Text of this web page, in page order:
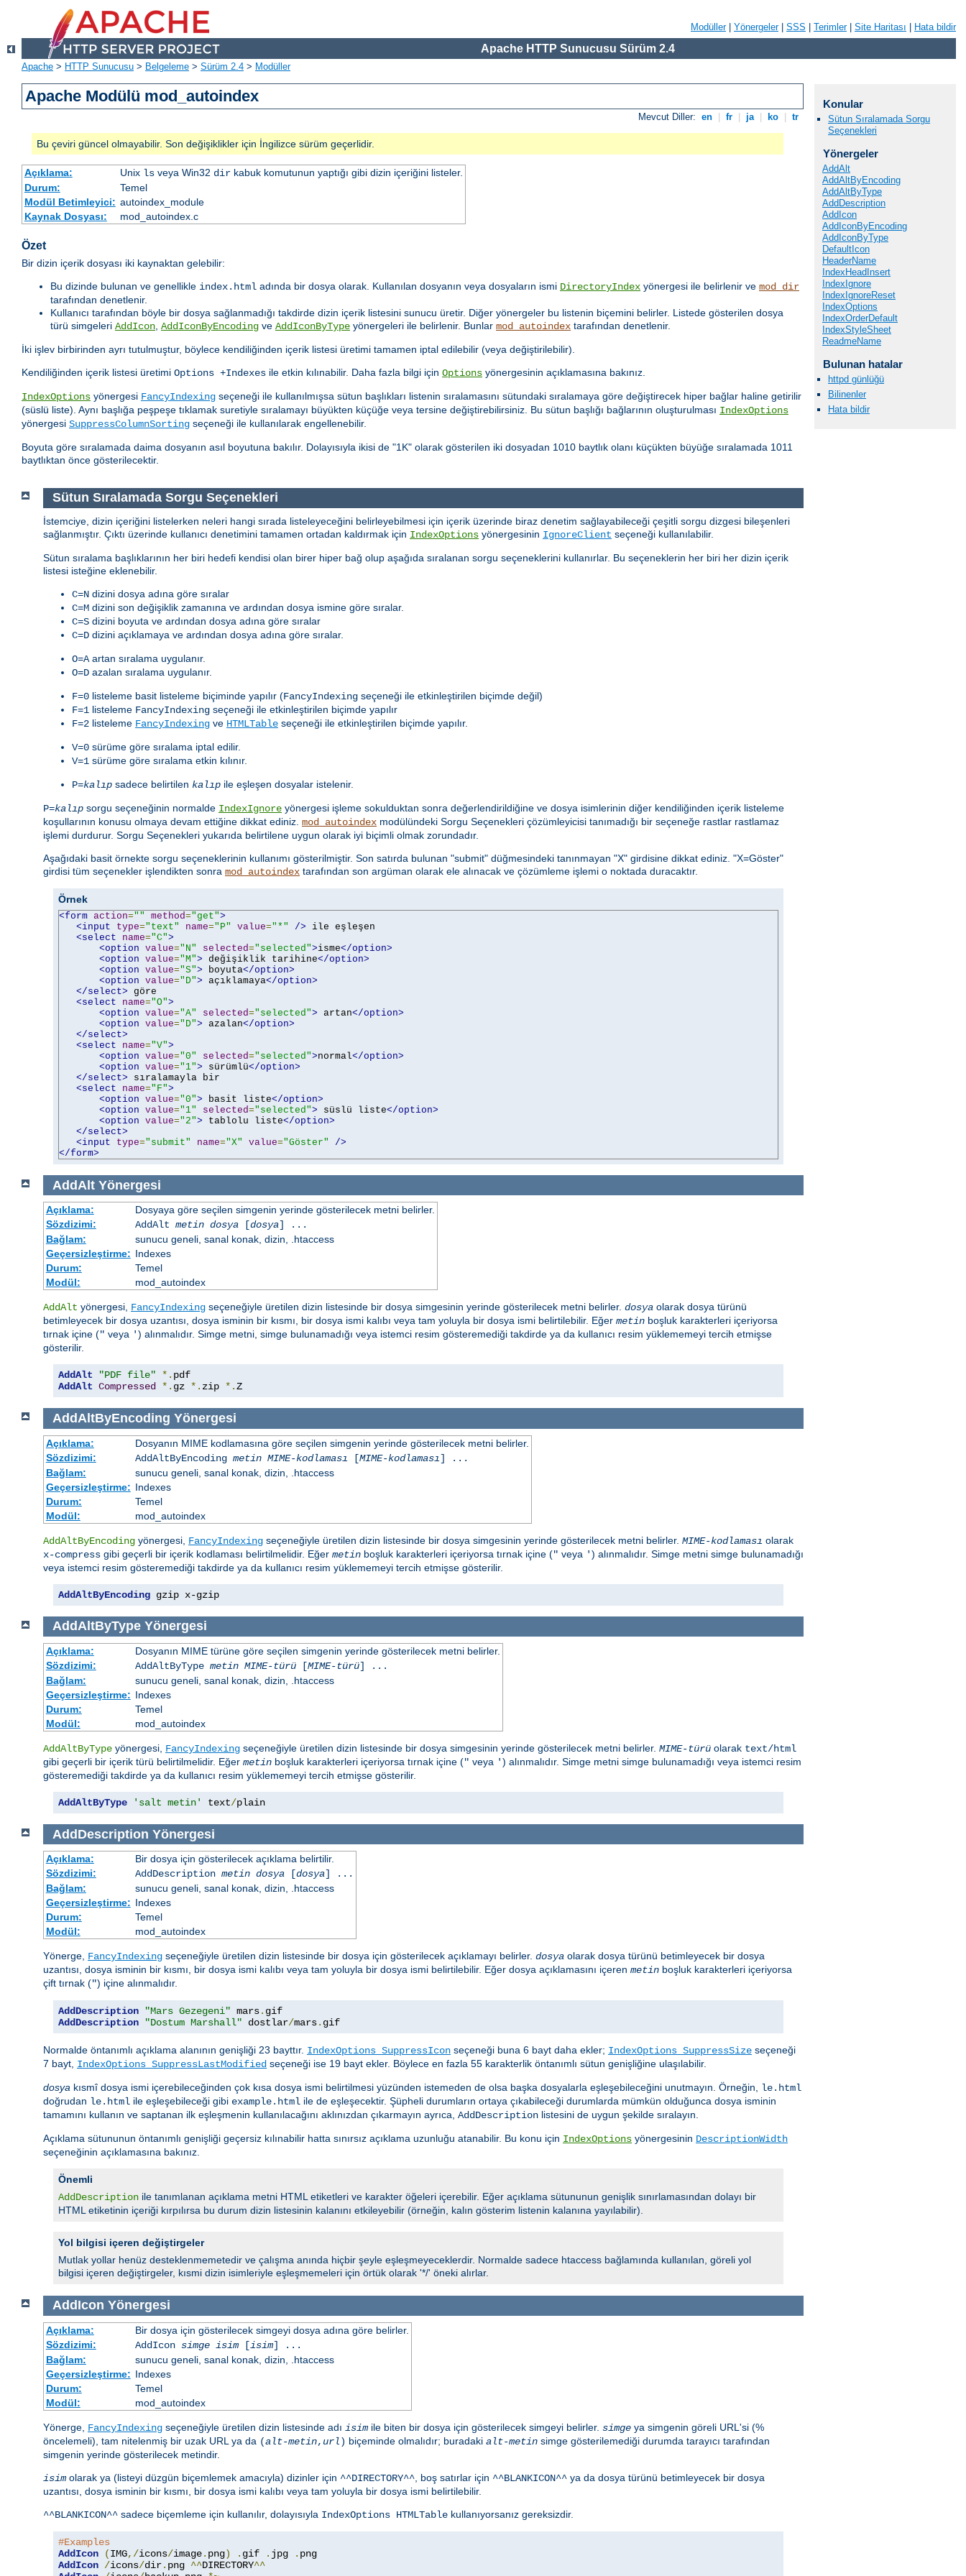
Modüller| Yönergeler| SSS Terimler| Site Haritası Hata bildir
Apache HTTP Sunucusu Sürüm 2.4
Apache > HTTP Sunucusu > Belgeleme > Sürüm 2.4 > Modüller
Apache Modülü mod_autoindex
Mevcut Diller: en fr ja ko tr
Bu çeviri güncel olmayabilir. Son değişiklikler için İngilizce sürüm geçerlidir.
Açıklama: Unix lsveya Win32 dirkabuk komutunun yaptığı gibi dizin içeriğini listeler.
Durum:
Temel
Modül Betimleyici: autoindex_module
Kaynak Dosyası:
mod_autoindex.c
Özet
Bir dizin içerik dosyası iki kaynaktan gelebilir:
Bu dizinde bulunan ve genellikle index.html adında bir dosya olarak. Kullanılan dosyanın veya dosyaların ismi DirectoryIndex yönergesi ile belirlenir ve mod_dir
tarafından denetlenir.
Kullanıcı tarafından böyle bir dosya sağlanmadığı takdirde dizin içerik listesini sunucu üretir. Diğer yönergeler bu listenin biçemini belirler. Listede gösterilen dosya
türü simgeleri AddIcon, AddIconByEncoding ve AddIconByType yönergeleri ile belirlenir. Bunlar mod_autoindex tarafından denetlenir.
İki işlev birbirinden ayrı tutulmuştur, böylece kendiliğinden içerik listesi üretimi tamamen iptal edilebilir (veya değiştirilebilir).
Kendiliğinden içerik listesi üretimi Options +Indexes ile etkin kılınabilir. Daha fazla bilgi için Options yönergesinin açıklamasına bakınız.
IndexOptions yönergesi FancyIndexing seçeneği ile kullanılmışsa sütun başlıkları listenin sıralamasını sütundaki sıralamaya göre değiştirecek hiper bağlar haline getirilir
(süslü liste). Aynı başlığa peşpeşe tıklamak suretiyle sıralamayı büyükten küçüğe veya tersine değiştirebilirsiniz. Bu sütun başlığı bağlarının oluşturulması IndexOptions
yönergesi SuppressColumnSorting seçeneği ile kullanılarak engellenebilir.
Boyuta göre sıralamada daima dosyanın asıl boyutuna bakılır. Dolayısıyla ikisi de "1K" olarak gösterilen iki dosyadan 1010 baytlık olanı küçükten büyüğe sıralamada 1011
baytlıktan önce gösterilecektir.
Sütun Sıralamada Sorgu Seçenekleri
İstemciye, dizin içeriğini listelerken neleri hangi sırada listeleyeceğini belirleyebilmesi için içerik üzerinde biraz denetim sağlayabileceği çeşitli sorgu dizgesi bileşenleri
sağlanmıştır. Çıktı üzerinde kullanıcı denetimini tamamen ortadan kaldırmak için IndexOptions yönergesinin IgnoreClient seçeneği kullanılabilir.
Sütun sıralama başlıklarının her biri hedefi kendisi olan birer hiper bağ olup aşağıda sıralanan sorgu seçeneklerini kullanırlar. Bu seçeneklerin her biri her dizin içerik
listesi isteğine eklenebilir.
C=N dizini dosya adına göre sıralar
C=M dizini son değişiklik zamanına ve ardından dosya ismine göre sıralar.
C=S dizini boyuta ve ardından dosya adına göre sıralar
C=D dizini açıklamaya ve ardından dosya adına göre sıralar.
O=A artan sıralama uygulanır.
O=D azalan sıralama uygulanır.
F=0 listeleme basit listeleme biçiminde yapılır (FancyIndexing seçeneği ile etkinleştirilen biçimde değil)
F=1 listeleme FancyIndexing seçeneği ile etkinleştirilen biçimde yapılır
F=2 listeleme FancyIndexing ve HTMLTable seçeneği ile etkinleştirilen biçimde yapılır.
V=0 sürüme göre sıralama iptal edilir.
V=1 sürüme göre sıralama etkin kılınır.
P=kalıp sadece belirtilen kalıp ile eşleşen dosyalar istelenir.
P=kalıp sorgu seçeneğinin normalde IndexIgnore yönergesi işleme sokulduktan sonra değerlendirildiğine ve dosya isimlerinin diğer kendiliğinden içerik listeleme
koşullarının konusu olmaya devam ettiğine dikkat ediniz. mod_autoindex modülündeki Sorgu Seçenekleri çözümleyicisi tanımadığı bir seçeneğe rastlar rastlamaz
işlemi durdurur. Sorgu Seçenekleri yukarıda belirtilene uygun olarak iyi biçimli olmak zorundadır.
Aşağıdaki basit örnekte sorgu seçeneklerinin kullanımı gösterilmiştir. Son satırda bulunan "submit" düğmesindeki tanınmayan "X" girdisine dikkat ediniz. "X=Göster"
girdisi tüm seçenekler işlendikten sonra mod_autoindex tarafından son argüman olarak ele alınacak ve çözümleme işlemi o noktada duracaktır.
Örnek
<form action="" method="get">
<input
type="text" name="P" value="*" /> ile eşleşen
<select
name="C">
<option value="N" selected="selected">isme</option>
<option value="M"> değişiklik tarihine</option>
<option value="S"> boyuta</option>
<option value="D"> açıklamaya</option>
</select> göre
<select
name="O">
<option value="A" selected="selected"> artan</option>
<option value="D"> azalan</option>
</select>
<select
name="V">
<option value="0" selected="selected">normal</option>
<option value="1"> sürümlü</option>
</select> sıralamayla bir
<select
name="F">
<option value="0"> basit liste</option>
<option value="1" selected="selected"> süslü liste</option>
<option value="2"> tablolu liste</option>
</select>
<input
type="submit" name="X" value="Göster"
/>
</form>
AddAltYönergesi
Açıklama:
Dosyaya göre seçilen simgenin yerinde gösterilecek metni belirler.
Sözdizimi:
AddAlt metin dosya[dosya] ...
Bağlam:
sunucu geneli, sanal konak, dizin, .htaccess
Geçersizleştirme: Indexes
Durum:
Temel
Modül:
mod_autoindex
AddAlt yönergesi, FancyIndexing seçeneğiyle üretilen dizin listesinde bir dosya simgesinin yerinde gösterilecek metni belirler. dosya olarak dosya türünü
betimleyecek bir dosya uzantısı, dosya isminin bir kısmı, bir dosya ismi kalıbı veya tam yoluyla bir dosya ismi belirtilebilir. Eğer metin boşluk karakterleri içeriyorsa
tırnak içine (" veya ') alınmalıdır. Simge metni, simge bulunamadığı veya istemci resim gösteremediği takdirde ya da kullanıcı resim yüklememeyi tercih etmişse
gösterilir.
AddAlt "PDF file" *.
AddAlt Compressed *. gz *. zip *.Z
AddAltByEncoding Yönergesi
Açıklama:
Dosyanın MIME kodlamasına göre seçilen simgenin yerinde gösterilecek metni belirler.
Sözdizimi:
AddAltByEncoding metin MIME-kodlaması [MIME-kodlaması] ...
Bağlam:
sunucu geneli, sanal konak, dizin, .htaccess
Geçersizleştirme: Indexes
Durum:
Temel
Modül:
mod_autoindex
AddAltByEncoding yönergesi, FancyIndexing seçeneğiyle üretilen dizin listesinde bir dosya simgesinin yerinde gösterilecek metni belirler. MIME-kodlaması olarak
x-compress gibi geçerli bir içerik kodlaması belirtilmelidir. Eğer metin boşluk karakterleri içeriyorsa tırnak içine (" veya ') alınmalıdır. Simge metni simge bulunamadığı
veya istemci resim gösteremediği takdirde ya da kullanıcı resim yüklememeyi tercih etmişse gösterilir.
AddAltByEncoding gzip x-gzip
AddAltByTypeYönergesi
Açıklama:
Dosyanın MIME türüne göre seçilen simgenin yerinde gösterilecek metni belirler.
Sözdizimi:
AddAltByType metin MIME-türü[MIME-türü] ...
Bağlam:
sunucu geneli, sanal konak, dizin, .htaccess
Geçersizleştirme: Indexes
Durum:
Temel
Modül:
mod_autoindex
AddAltByType yönergesi, FancyIndexing seçeneğiyle üretilen dizin listesinde bir dosya simgesinin yerinde gösterilecek metni belirler. MIME-türü olarak text/html
gibi geçerli bir içerik türü belirtilmelidir. Eğer metin boşluk karakterleri içeriyorsa tırnak içine (" veya ') alınmalıdır. Simge metni simge bulunamadığı veya istemci resim
gösteremediği takdirde ya da kullanıcı resim yüklememeyi tercih etmişse gösterilir.
AddAltByType 'salt metin' text/plain
AddDescription Yönergesi
Açıklama:
Bir dosya için gösterilecek açıklama belirtilir.
Sözdizimi:
AddDescription metin dosya[dosya] ...
Bağlam:
sunucu geneli, sanal konak, dizin, .htaccess
Geçersizleştirme: Indexes
Durum:
Temel
Modül:
mod_autoindex
Yönerge, FancyIndexing seçeneğiyle üretilen dizin listesinde bir dosya için gösterilecek açıklamayı belirler. dosya olarak dosya türünü betimleyecek bir dosya
uzantısı, dosya isminin bir kısmı, bir dosya ismi kalıbı veya tam yoluyla bir dosya ismi belirtilebilir. Eğer dosya açıklamasını içeren metin boşluk karakterleri içeriyorsa
çift tırnak (") içine alınmalıdır.
AddDescription "Mars Gezegeni" mars. gif
AddDescription
"Dostum Marshall" dostlar/mars. gif
Normalde öntanımlı açıklama alanının genişliği 23 bayttır. IndexOptions SuppressIcon seçeneği buna 6 bayt daha ekler; IndexOptions SuppressSize seçeneği
7 bayt, IndexOptions SuppressLastModified seçeneği ise 19 bayt ekler. Böylece en fazla 55 karakterlik öntanımlı sütun genişliğine ulaşılabilir.
dosya kısmî dosya ismi içerebileceğinden çok kısa dosya ismi belirtilmesi yüzünden istemeden de olsa başka dosyalarla eşleşebileceğini unutmayın. Örneğin, le.html
doğrudan le.html ile eşleşebileceği gibi example.html ile de eşleşecektir. Şüpheli durumların ortaya çıkabileceği durumlarda mümkün olduğunca dosya isminin
tamamını kullanın ve saptanan ilk eşleşmenin kullanılacağını aklınızdan çıkarmayın ayrıca, AddDescription listesini de uygun şekilde sıralayın.
Açıklama sütununun öntanımlı genişliği geçersiz kılınabilir hatta sınırsız açıklama uzunluğu atanabilir. Bu konu için IndexOptions yönergesinin DescriptionWidth
seçeneğinin açıklamasına bakınız.
Önemli
AddDescription ile tanımlanan açıklama metni HTML etiketleri ve karakter öğeleri içerebilir. Eğer açıklama sütununun genişlik sınırlamasından dolayı bir
HTML etiketinin içeriği kırpılırsa bu durum dizin listesinin kalanını etkileyebilir (örneğin, kalın gösterim listenin kalanına yayılabilir).
Yol bilgisi içeren değiştirgeler
Mutlak yollar henüz desteklenmemetedir ve çalışma anında hiçbir şeyle eşleşmeyeceklerdir. Normalde sadece htaccess bağlamında kullanılan, göreli yol
bilgisi içeren değiştirgeler, kısmi dizin isimleriyle eşleşmemeleri için örtük olarak '*/' öneki alırlar.
AddIcon Yönergesi
Açıklama:
Bir dosya için gösterilecek simgeyi dosya adına göre belirler.
Sözdizimi:
AddIcon simge isim[isim] ...
Bağlam:
sunucu geneli, sanal konak, dizin, .htaccess
Geçersizleştirme: Indexes
Durum:
Temel
Modül:
mod_autoindex
Yönerge, FancyIndexing seçeneğiyle üretilen dizin listesinde adı isim ile biten bir dosya için gösterilecek simgeyi belirler. simge ya simgenin göreli URL'si (%
öncelemeli), tam nitelenmiş bir uzak URL ya da (alt-metin, url) biçeminde olmalıdır; buradaki alt-metin simge gösterilemediği durumda tarayıcı tarafından
simgenin yerinde gösterilecek metindir.
isim olarak ya (listeyi düzgün biçemlemek amacıyla) dizinler için ^^DIRECTORY^^ , boş satırlar için ^^BLANKICON^^ ya da dosya türünü betimleyecek bir dosya
uzantısı, dosya isminin bir kısmı, bir dosya ismi kalıbı veya tam yoluyla bir dosya ismi belirtilebilir.
^^BLANKICON^^ sadece biçemleme için kullanılır, dolayısıyla IndexOptions HTMLTable kullanıyorsanız gereksizdir.
#Examples
AddIcon
(IMG,/icons/image. png) . gif . jpg .
AddIcon /icons/dir. png ^^DIRECTORY^^
Konular
Sütun Sıralamada Sorgu
Seçenekleri
Yönergeler
AddAlt
AddAltByEncoding
AddAltByType
AddDescription
AddIcon
AddIconByEncoding
AddIconByType
DefaultIcon
HeaderName
IndexHeadInsert
IndexIgnore
IndexIgnoreReset
IndexOptions
IndexOrderDefault
IndexStyleSheet
ReadmeName
Bulunan hatalar
httpd günlüğü
Bilinenler
Hata bildir